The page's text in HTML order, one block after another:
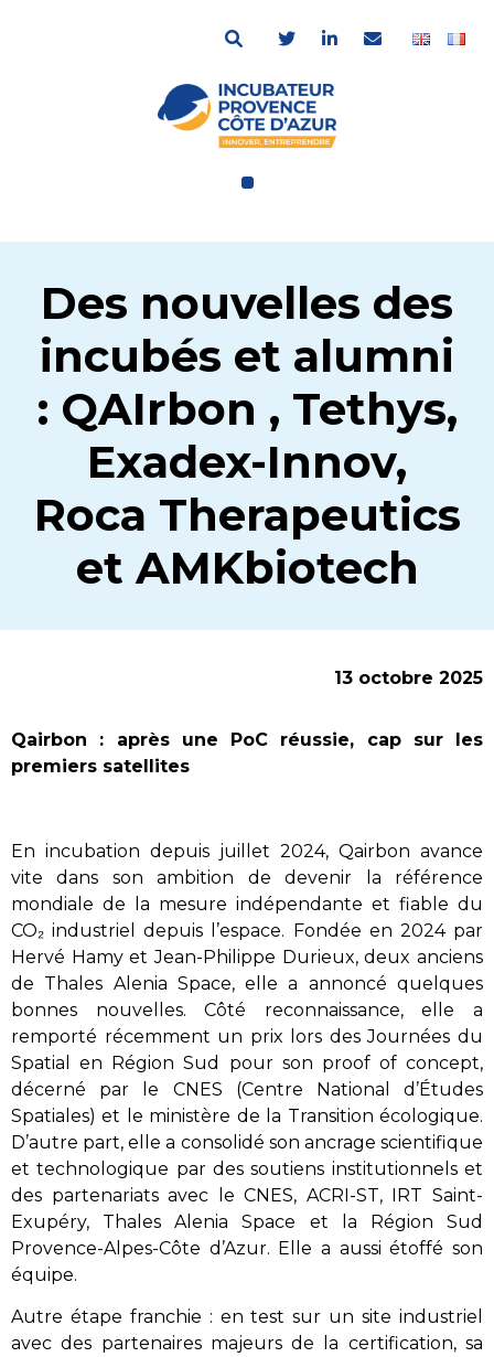
Des nouvelles des
incubés et alumni
: QAIrbon , Tethys,
Exadex-Innov,
Roca Therapeutics
et AMKbiotech
13 octobre 2025
Qairbon : après une PoC réussie, cap sur les
premiers satellites
En incubation depuis juillet 2024, Qairbon avance
vite dans son ambition de devenir la référence
mondiale de la mesure indépendante et fiable du
CO₂ industriel depuis l’espace. Fondée en 2024 par
Hervé Hamy et Jean-Philippe Durieux, deux anciens
de Thales Alenia Space, elle a annoncé quelques
bonnes nouvelles. Côté reconnaissance, elle a
remporté récemment un prix lors des Journées du
Spatial en Région Sud pour son proof of concept,
décerné par le CNES (Centre National d’Études
Spatiales) et le ministère de la Transition écologique.
D’autre part, elle a consolidé son ancrage scientifique
et technologique par des soutiens institutionnels et
des partenariats avec le CNES, ACRI-ST, IRT Saint-
Exupéry, Thales Alenia Space et la Région Sud
Provence-Alpes-Côte d’Azur. Elle a aussi étoffé son
équipe.
Autre étape franchie : en test sur un site industriel
avec des partenaires majeurs de la certification, sa